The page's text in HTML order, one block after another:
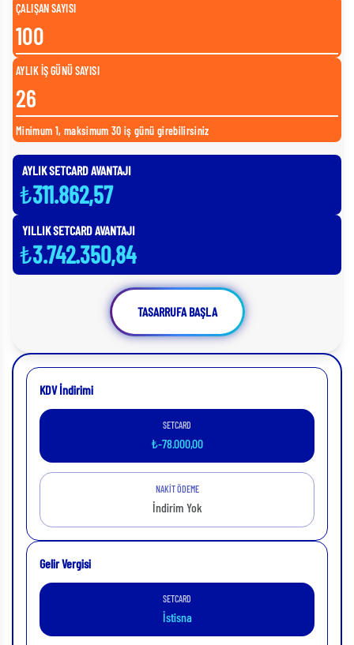
ÇALIŞAN SAYISI
AYLIK İŞ GÜNÜ SAYISI
Minimum 1, maksimum 30 iş günü girebilirsiniz
AYLIK SETCARD AVANTAJI
₺311.862,57
YILLIK SETCARD AVANTAJI
₺3.742.350,84
TASARRUFA BAŞLA
KDV İndirimi
SETCARD
₺-78.000,00
NAKİT ÖDEME
İndirim Yok
Gelir Vergisi
SETCARD
İstisna